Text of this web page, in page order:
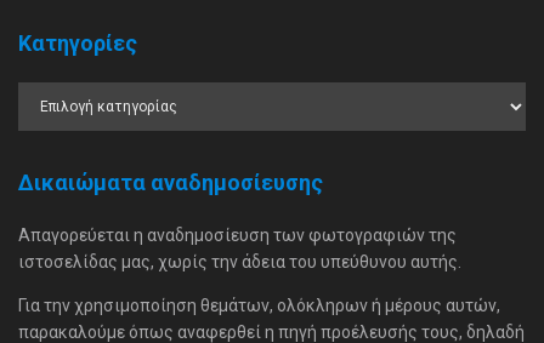
Κατηγορίες
Δικαιώματα αναδημοσίευσης
Απαγορεύεται η αναδημοσίευση των φωτογραφιών της
ιστοσελίδας μας, χωρίς την άδεια του υπεύθυνου αυτής.
Για την χρησιμοποίηση θεμάτων, ολόκληρων ή μέρους αυτών,
παρακαλούμε όπως αναφερθεί η πηγή προέλευσής τους, δηλαδή